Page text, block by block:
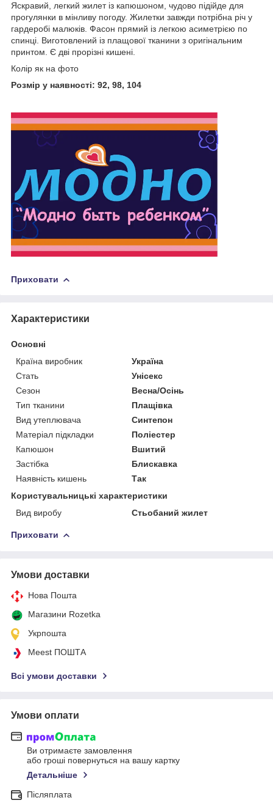
Яскравий, легкий жилет із капюшоном, чудово підійде для
прогулянки в мінливу погоду. Жилетки завжди потрібна річ у
гардеробі малюків. Фасон прямий із легкою асиметрією по
спинці. Виготовлений із плащової тканини з оригінальним
принтом. Є дві прорізні кишені.
Колір як на фото
Розмір у наявності: 92, 98, 104
Приховати
Характеристики
Основні
Країна виробник
Україна
Стать
Унісекс
Сезон
Весна/Осінь
Тип тканини
Плащівка
Вид утеплювача
Синтепон
Матеріал підкладки
Поліестер
Капюшон
Вшитий
Застібка
Блискавка
Наявність кишень
Так
Користувальницькі характеристики
Вид виробу
Стьобаний жилет
Приховати
Умови доставки
Нова Пошта
Магазини Rozetka
Укрпошта
Meest ПОШТА
Всі умови доставки
Умови оплати
Ви отримаєте замовлення
або гроші повернуться на вашу картку
Детальніше
Післяплата